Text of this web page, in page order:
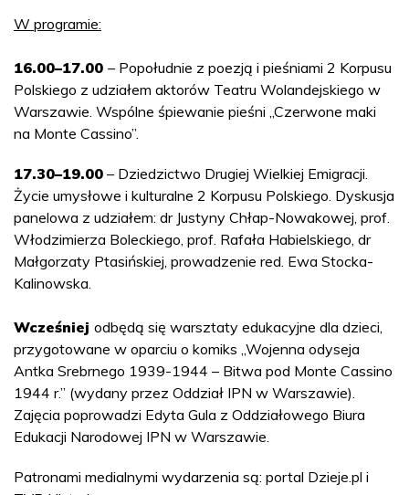
W programie:
16.00–17.00 – Popołudnie z poezją i pieśniami 2 Korpusu
Polskiego z udziałem aktorów Teatru Wolandejskiego w
Warszawie. Wspólne śpiewanie pieśni „Czerwone maki
na Monte Cassino”.
17.30–19.00 – Dziedzictwo Drugiej Wielkiej Emigracji.
Życie umysłowe i kulturalne 2 Korpusu Polskiego. Dyskusja
panelowa z udziałem: dr Justyny Chłap-Nowakowej, prof.
Włodzimierza Boleckiego, prof. Rafała Habielskiego, dr
Małgorzaty Ptasińskiej, prowadzenie red. Ewa Stocka-
Kalinowska.
Wcześniej odbędą się warsztaty edukacyjne dla dzieci,
przygotowane w oparciu o komiks „Wojenna odyseja
Antka Srebrnego 1939-1944 – Bitwa pod Monte Cassino
1944 r.” (wydany przez Oddział IPN w Warszawie).
Zajęcia poprowadzi Edyta Gula z Oddziałowego Biura
Edukacji Narodowej IPN w Warszawie.
Patronami medialnymi wydarzenia są: portal Dzieje.pl i